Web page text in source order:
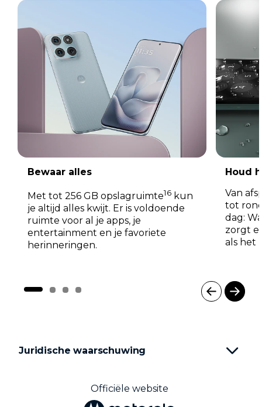
Bewaar alles
Met tot 256 GB opslagruimte16kun
je altijd alles kwijt. Er is voldoende
ruimte voor al je apps, je
entertainment en je favoriete
herinneringen.
Houd
Van
tot
dag:
zorgt
als het
Juridische waarschuwing
Officiële website